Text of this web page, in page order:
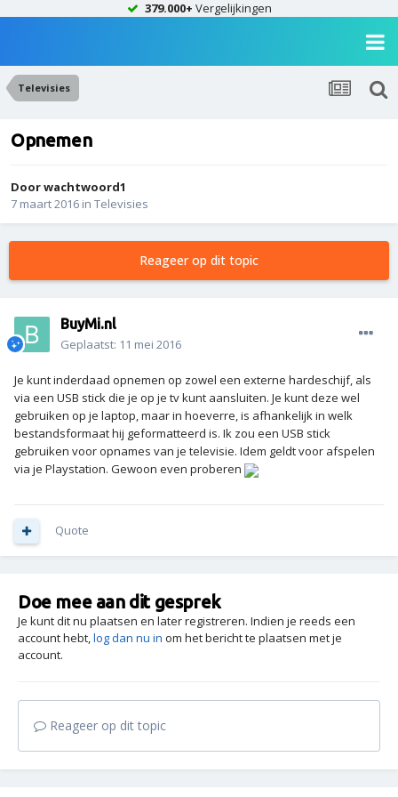
379.000+ Vergelijkingen
Televisies
Opnemen
Doorwachtwoord1
7 maart 2016 in Televisies
Reageer op dit topic
BuyMi.nl
Geplaatst: 11 mei 2016
Je kunt inderdaad opnemen op zowel een externe hardeschijf, als
via een USB stick die je op je tv kunt aansluiten. Je kunt deze wel
gebruiken op je laptop, maar in hoeverre, is afhankelijk in welk
bestandsformaat hij geformatteerd is. Ik zou een USB stick
gebruiken voor opnames van je televisie. Idem geldt voor afspelen
via je Playstation. Gewoon even proberen
Quote
Doe mee aan dit gesprek
Je kunt dit nu plaatsen en later registreren. Indien je reeds een
account hebt,log dan nu in om het bericht te plaatsen met je
account.
Reageer op dit topic